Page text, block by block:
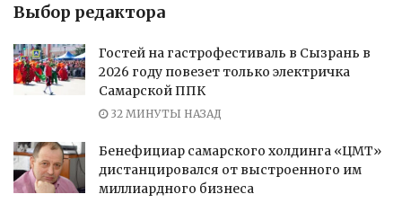
Выбор редактора
Гостей на гастрофестиваль в Сызрань в
2026 году повезет только электричка
Самарской ППК
32 МИНУТЫ НАЗАД
Бенефициар самарского холдинга «ЦМТ»
дистанцировался от выстроенного им
миллиардного бизнеса